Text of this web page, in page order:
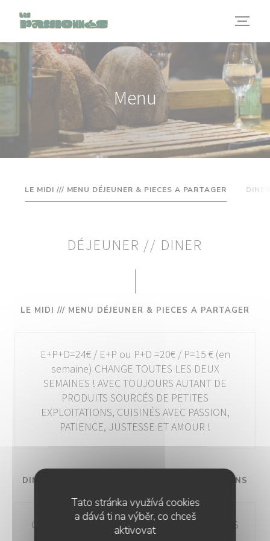
Tato stránka využívá cookies
a dává ti na výběr, co chceš
aktivovat
Menu
LE MIDI /// MENU DÉJEUNER & PIECES A PARTAGER
DÉJEUNER // DINER
LE MIDI /// MENU DÉJEUNER & PIECES A PARTAGER
E+P+D=24€ / E+P ou P+D =20€ / P=15 € (en
semaine) CHANGE TOUTES LES DEUX
SEMAINES ! AVEC TOUJOURS AUTANT DE
PRODUITS SOURCÉS DE PETITES
EXPLOITATIONS, CUISINÉS AVEC PASSION,
PATIENCE, JUSTESSE ET AMOUR !
DINER /// BUVONS / MANGEONS / RIONS / BUVONS
COCHONNERIES / ENTRÉES BIEN TROUSSÉES